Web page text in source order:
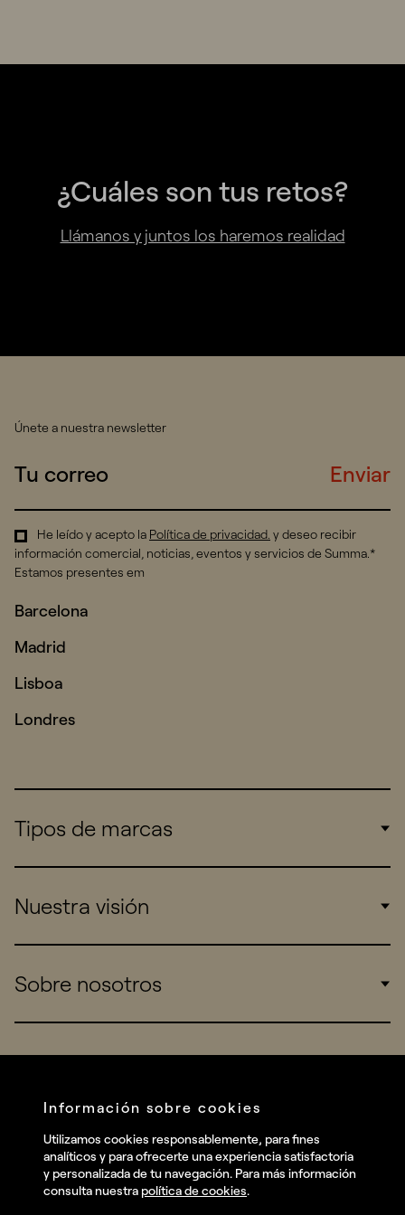
¿Cuáles son tus retos?
Llámanos y juntos los haremos realidad
Únete a nuestra newsletter
Enviar
He leído y acepto la Política de privacidad. y deseo recibir
información comercial, noticias, eventos y servicios de Summa.*
Estamos presentes em
Barcelona
Madrid
Lisboa
Londres
Tipos de marcas
Consumers
Startups
Nuestra visión
Work
Sobre nosotros
Talent
Contact
Instagram
Facebook
Información sobre cookies
Utilizamos cookies responsablemente, para fines
analíticos y para ofrecerte una experiencia satisfactoria
y personalizada de tu navegación. Para más información
consulta nuestra política de cookies.